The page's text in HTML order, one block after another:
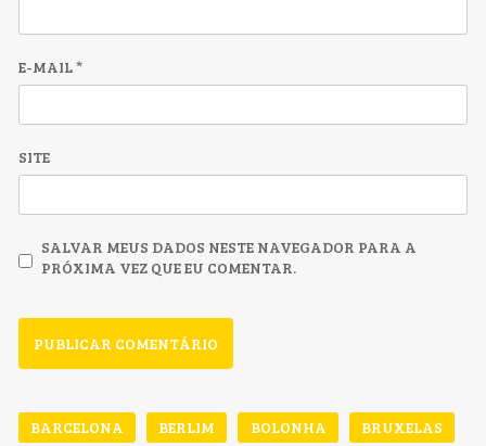
E-MAIL*
SITE
SALVAR MEUS DADOS NESTE NAVEGADOR PARA A
PRÓXIMA VEZ QUE EU COMENTAR.
BARCELONA BERLIM BOLONHA
BRUXELAS